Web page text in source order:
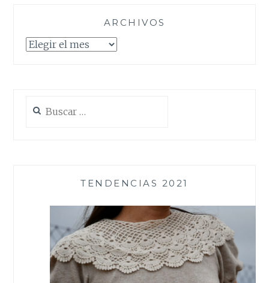
ARCHIVOS
Archivos
TENDENCIAS 2021